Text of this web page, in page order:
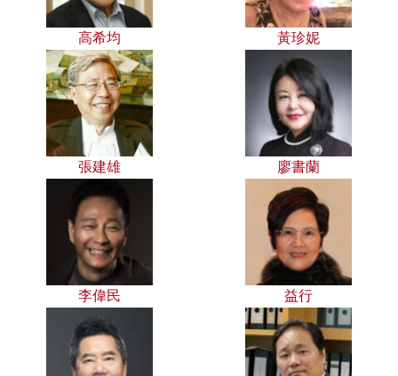
高希均 黃珍妮
張建雄 廖書蘭
李偉民 益行